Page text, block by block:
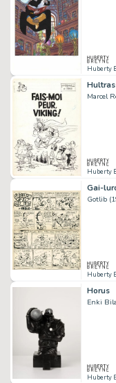
Huberty
Marcel
Huberty
Gotlib
Huberty
Horus
Enki
Huberty